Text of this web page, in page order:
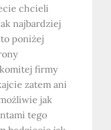
chcieli
najbardziej
poniżej
firmy
zatem ani
jak
tego